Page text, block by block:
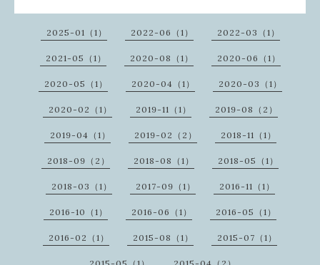
2025-01（1） 2022-06（1） 2022-03（1）
2021-05（1） 2020-08（1） 2020-06（1）
2020-05（1） 2020-04（1） 2020-03（1）
2020-02（1） 2019-11（1） 2019-08（2）
2019-04（1） 2019-02（2） 2018-11（1）
2018-09（2） 2018-08（1） 2018-05（1）
2018-03（1） 2017-09（1） 2016-11（1）
2016-10（1） 2016-06（1） 2016-05（1）
2016-02（1） 2015-08（1） 2015-07（1）